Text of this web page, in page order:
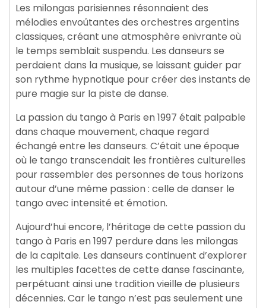
Les milongas parisiennes résonnaient des
mélodies envoûtantes des orchestres argentins
classiques, créant une atmosphère enivrante où
le temps semblait suspendu. Les danseurs se
perdaient dans la musique, se laissant guider par
son rythme hypnotique pour créer des instants de
pure magie sur la piste de danse.
La passion du tango à Paris en 1997 était palpable
dans chaque mouvement, chaque regard
échangé entre les danseurs. C’était une époque
où le tango transcendait les frontières culturelles
pour rassembler des personnes de tous horizons
autour d’une même passion : celle de danser le
tango avec intensité et émotion.
Aujourd’hui encore, l’héritage de cette passion du
tango à Paris en 1997 perdure dans les milongas
de la capitale. Les danseurs continuent d’explorer
les multiples facettes de cette danse fascinante,
perpétuant ainsi une tradition vieille de plusieurs
décennies. Car le tango n’est pas seulement une